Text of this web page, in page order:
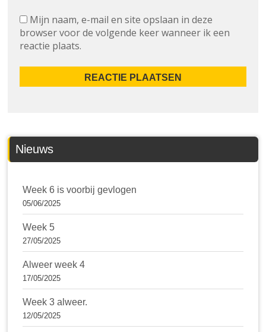
Mijn naam, e-mail en site opslaan in deze
browser voor de volgende keer wanneer ik een
reactie plaats.
Nieuws
Week 6 is voorbij gevlogen
05/06/2025
Week 5
27/05/2025
Alweer week 4
17/05/2025
Week 3 alweer.
12/05/2025